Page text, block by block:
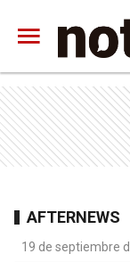
AFTERNEWS
19 de septiembre